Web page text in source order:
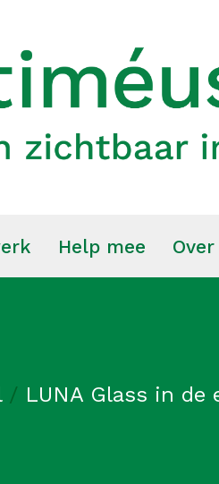
Help mee
/ LUNA Glass in de